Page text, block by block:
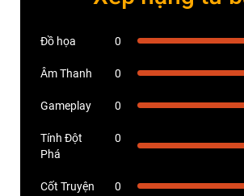
Đồ họa 0
Âm Thanh 0
Gameplay 0
Tính Đột
Phá
0
Cốt Truyện 0